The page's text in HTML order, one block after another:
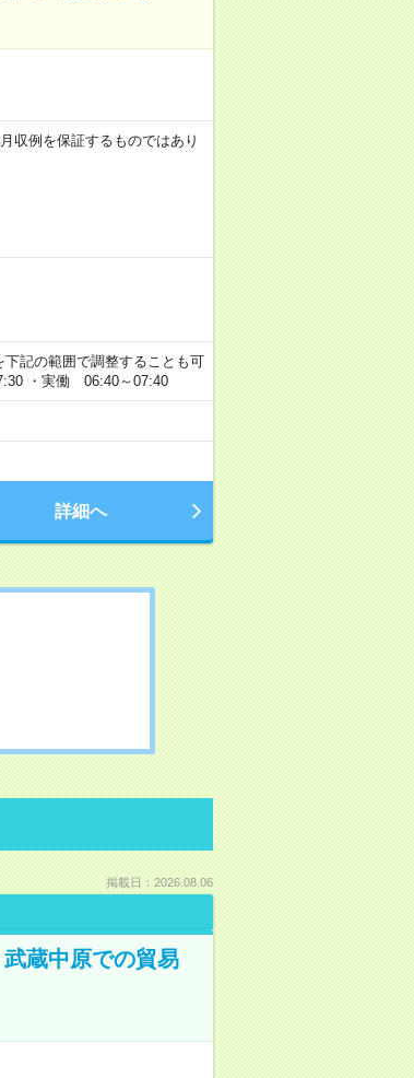
例を保証するものではあり
記の範囲で調整することも可
・実働 06:40～07:40
詳細へ
掲載日：2026.08.06
蔵中原での貿易